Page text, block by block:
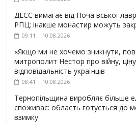
ДЕСС вимагає від Почаївської
РПЦ: інакше монастир можуть
09:11 | 10.08.2026
«Якщо ми не хочемо зникнути,
митрополит Нестор про війну,
відповідальність українців
08:41 | 10.08.2026
Тернопільщина виробляє більше
споживає: область готується до
взимку